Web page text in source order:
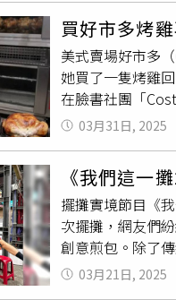
巴利綜合症（
光後，許多網友
要先征服他的胃
廚房，上得了靈
力少」。也有不
豆腐，但如果不
「黑木耳如果泡
老公前幾天吃了
菜吃起來太粗跟
買好市多烤
美式賣場好市多
她買了一隻烤雞
在臉書社團「
下午要吃之前還
出血水，讓她不
的狀況相當無奈
「這本來就是熟
致電客服，對方
Costco好市多 商
熟吧」、「我覺
03月31日, 2025
《我們這一
擺攤實境節目《
次擺攤，網友們
創意煎包。除了
才剛開始，就接
提供）這次的特
03月21日, 2025